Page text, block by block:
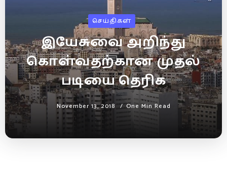
செய்திகள்
இயேசுவை அறிந்து
கொள்வதற்கான முதல்
படியை தெரிக‌
November 13, 2018 One Min Read